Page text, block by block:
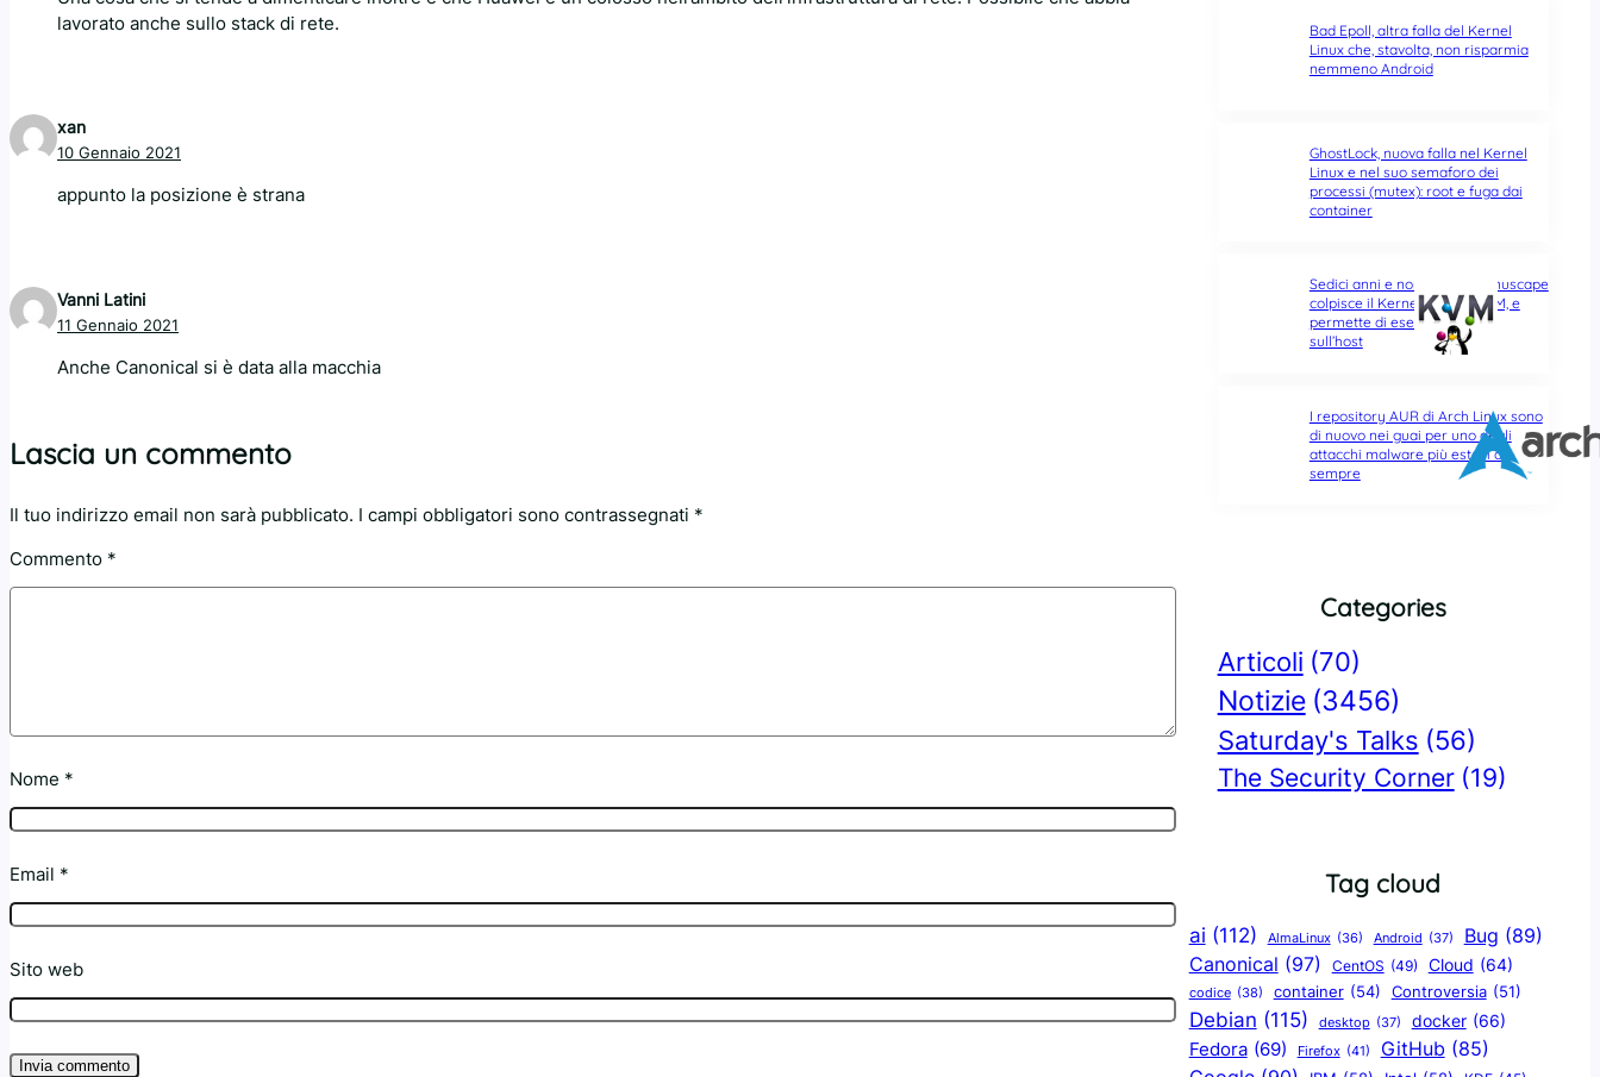
lavorato anche sullo stack di rete.
xan
10 Gennaio 2021
appunto la posizione è strana
Vanni Latini
11 Gennaio 2021
Anche Canonical si è data alla macchia
Lascia un commento
Il tuo indirizzo email non sarà pubblicato. I campi obbligatori sono contrassegnati *
Commento *
Nome *
Email *
Sito web
Bad Epoll, altra falla del Kernel
Linux che, stavolta, non risparmia
nemmeno Android
GhostLock, nuova falla nel Kernel
Linux e nel suo semaforo dei
processi (mutex): root e fuga dai
container
Sedici anni e non sentirli: Januscape
colpisce il Kernel Linux e KVM, e
permette di eseguire codice
sull’host
I repository AUR di Arch Linux sono
di nuovo nei guai per uno degli
attacchi malware più estesi di
sempre
Categories
Articoli (70)
Notizie (3456)
Saturday's Talks (56)
The Security Corner (19)
Tag cloud
ai (112) AlmaLinux (36) Android (37) Bug (89)
Canonical (97) CentOS (49) Cloud (64)
codice (38) container (54) Controversia (51)
Debian (115) desktop (37) docker (66)
Fedora (69) Firefox (41) GitHub (85)